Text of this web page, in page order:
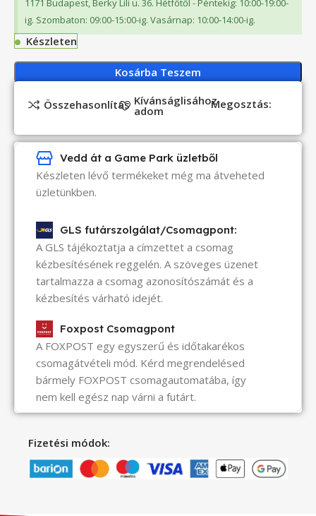
1171 Budapest, Berky Lili u. 36. Hétfőtől - Péntekig: 10:00-19:00-
ig. Szombaton: 09:00-15:00-ig. Vasárnap: 10:00-14:00-ig.
Készleten
Kosárba Teszem
Összehasonlítás Kívánságlisához
adom Megosztás:
Vedd át a Game Park üzletből
Készleten lévő termékeket még ma átveheted
üzletünkben.
GLS futárszolgálat/Csomagpont:
A GLS tájékoztatja a címzettet a csomag
kézbesítésének reggelén. A szöveges üzenet
tartalmazza a csomag azonosítószámát és a
kézbesítés várható idejét.
Foxpost Csomagpont
A FOXPOST egy egyszerű és időtakarékos
csomagátvételi mód. Kérd megrendelésed
bármely FOXPOST csomagautomatába, így
nem kell egész nap várni a futárt.
Fizetési módok: